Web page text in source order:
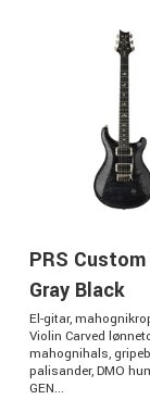
PRS
Gray Black
El-gitar,
Violin Carved
mahognihals,
palisander, DMO
GEN...